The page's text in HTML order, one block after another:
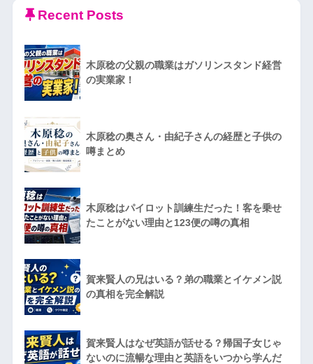
Recent Posts
木原稔の父親の職業はガソリンスタンド経営
の実業家！
木原稔の奥さん・由紀子さんの経歴と子供の
噂まとめ
木原稔はパイロット訓練生だった！客を乗せ
たことがない理由と123便の噂の真相
賀来賢人の兄はいる？弟の職業とイケメン説
の真相を完全解説
賀来賢人はなぜ英語が話せる？帰国子女じゃ
ないのに流暢な理由と英語をいつから学んだ